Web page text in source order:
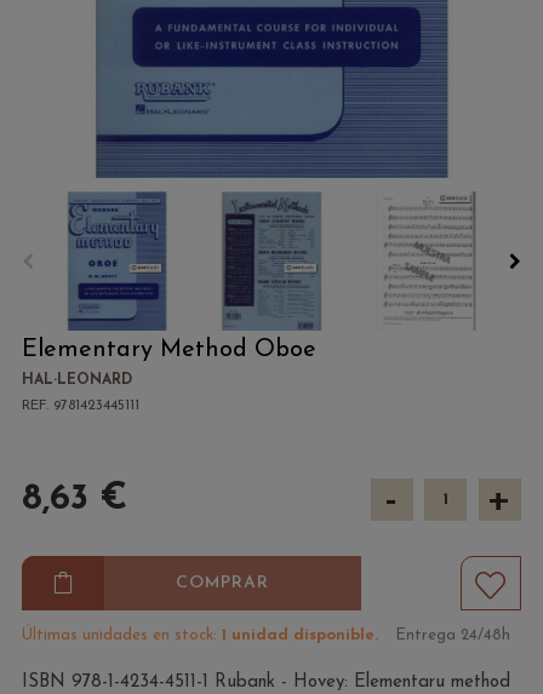
Elementary Method Oboe
HAL·LEONARD
REF. 9781423445111
8,63 € - +
COMPRAR
Últimas unidades en stock: 1 unidad disponible. Entrega 24/48h
ISBN 978-1-4234-4511-1 Rubank - Hovey: Elementaru method